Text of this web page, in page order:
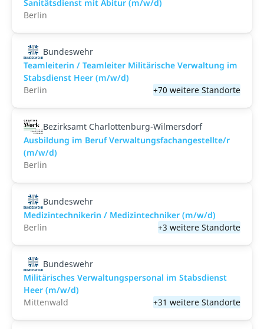
Sanitätsdienst mit Abitur (m/w/d)
Berlin
Bundeswehr
Teamleiterin / Teamleiter Militärische Verwaltung im
Stabsdienst Heer (m/w/d)
Berlin
+70 weitere Standorte
Bezirksamt Charlottenburg-Wilmersdorf
Ausbildung im Beruf Verwaltungsfachangestellte/r
(m/w/d)
Berlin
Bundeswehr
Medizintechnikerin / Medizintechniker (m/w/d)
Berlin
+3 weitere Standorte
Bundeswehr
Militärisches Verwaltungspersonal im Stabsdienst
Heer (m/w/d)
Mittenwald
+31 weitere Standorte